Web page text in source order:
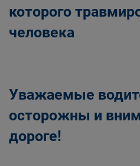
которого
человека
Уважаемые
осторожны и
дороге!